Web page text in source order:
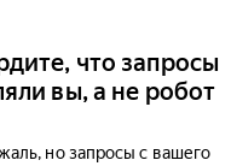
что запросы
вы, а не робот
но запросы с вашего